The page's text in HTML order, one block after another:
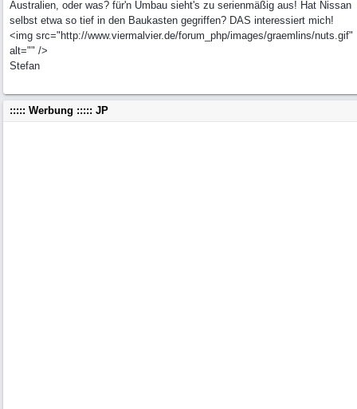
Australien, oder was? für'n Umbau sieht's zu serienmäßig aus! Hat Nissan
selbst etwa so tief in den Baukasten gegriffen? DAS interessiert mich!
<img src="http://www.viermalvier.de/forum_php/images/graemlins/nuts.gif"
alt="" />
Stefan
::::: Werbung ::::: JP